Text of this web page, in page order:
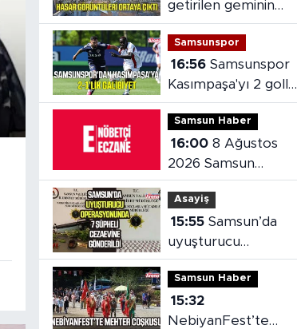
getirilen geminin
hasarı ortaya çıktı
Samsunspor
16:56 Samsunspor
Kasımpaşa'yı 2 golle
mağlup etti
Samsun Haber
16:00 8 Ağustos
2026 Samsun
nöbetçi eczaneler
Asayiş
15:55 Samsun’da
uyuşturucu
operasyonunda 7
şüpheli cezaevine
gönderildi
Samsun Haber
15:32
NebiyanFest’te